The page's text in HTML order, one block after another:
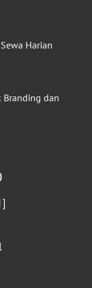
Harian
Branding dan